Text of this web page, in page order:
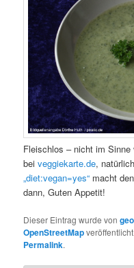
Fleischlos – nicht im
beiveggiekarte.de,
„diet:vegan=yes“ macht
dann, Guten Appetit!
Dieser Eintrag wurde von
OpenStreetMap
Permalink.